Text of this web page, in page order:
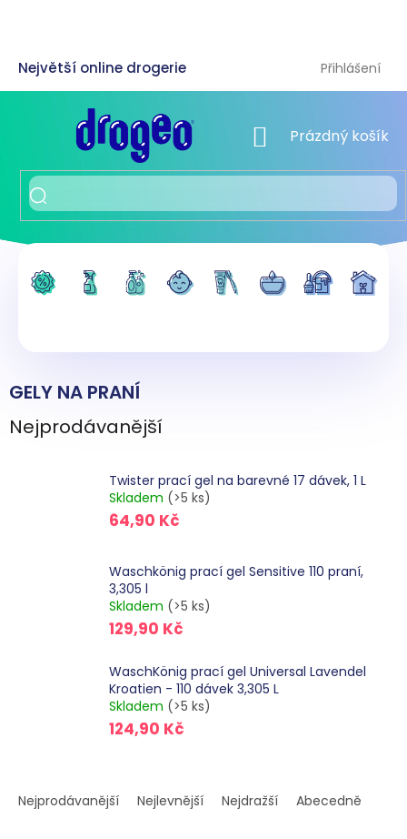
Přihlášení
NÁKUPNÍ KOŠÍK
Prázdný košík
GELY NA PRANÍ
Nejprodávanější
Twister prací gel na barevné 17 dávek, 1 L
Skladem (>5 ks)
64,90 Kč
Waschkönig prací gel Sensitive 110 praní,
3,305 l
Skladem (>5 ks)
129,90 Kč
WaschKönig prací gel Universal Lavendel
Kroatien - 110 dávek 3,305 L
Skladem (>5 ks)
124,90 Kč
aNejprodávanější Nejlevnější Nejdražší Abecedně